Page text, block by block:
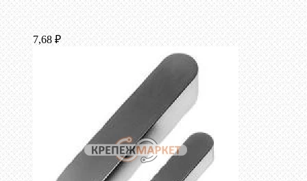
7,68 ₽